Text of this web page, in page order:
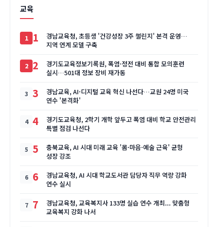
교육
1
경남교육청, 초등생 '건강성장 3주 챌린지' 본격 운영…
지역 연계 모델 구축
2
경기도교육정보기록원, 폭염·정전 대비 통합 모의훈련
실시…501대 정보 장비 재가동
3
경남교육, AI·디지털 교육 혁신 나선다…교원 24명 미국
연수 '본격화'
4
경기도교육청, 2학기 개학 앞두고 폭염 대비 학교 안전관리
특별 점검 나선다
5
충북교육, AI 시대 미래 교육 '몸·마음·예술 근육' 균형
성장 강조
6
경남교육청, AI 시대 학교도서관 담당자 직무 역량 강화
연수 실시
7
경남교육청, 교육복지사 133명 실습 연수 개최... 맞춤형
교육복지 강화 나서